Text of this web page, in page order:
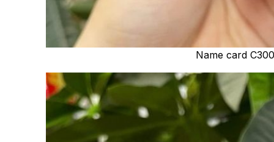
Name card